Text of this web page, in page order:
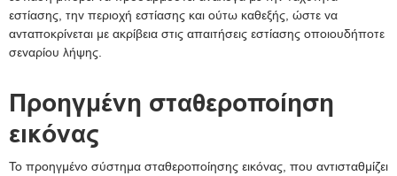
εστίασης, την περιοχή εστίασης και ούτω καθεξής, ώστε να
ανταποκρίνεται με ακρίβεια στις απαιτήσεις εστίασης οποιουδήποτε
σεναρίου λήψης.
Προηγμένη σταθεροποίηση
εικόνας
Το προηγμένο σύστημα σταθεροποίησης εικόνας, που αντισταθμίζει